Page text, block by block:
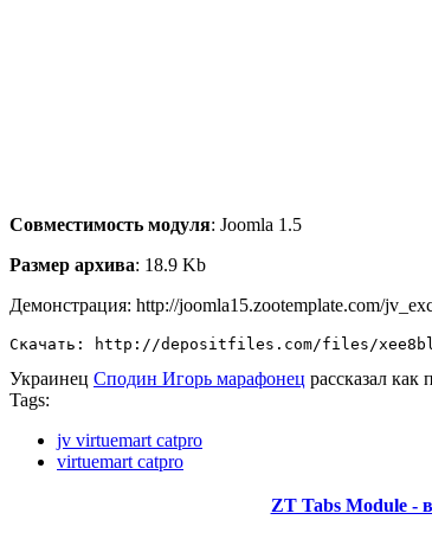
Совместимость модуля: Joomla 1.5
Размер архива: 18.9 Kb
Демонстрация: http://joomla15.zootemplate.com/
Скачать: http://depositfiles.com/files/
Украинец Сподин Игорь марафонец рассказал как
Tags:
jv virtuemart catpro
virtuemart catpro
ZT Tabs Module -